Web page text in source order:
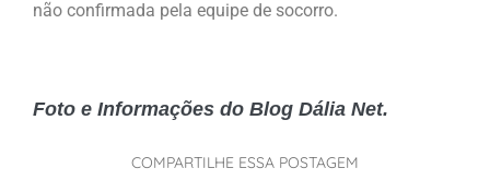
não confirmada pela equipe de socorro.
Foto e Informações do Blog Dália Net.
COMPARTILHE ESSA POSTAGEM